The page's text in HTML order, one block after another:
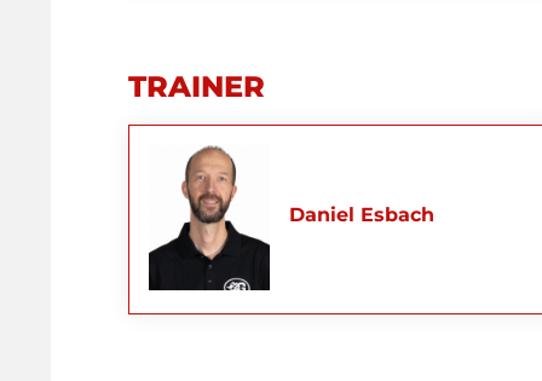
TRAINER
Daniel Esbach